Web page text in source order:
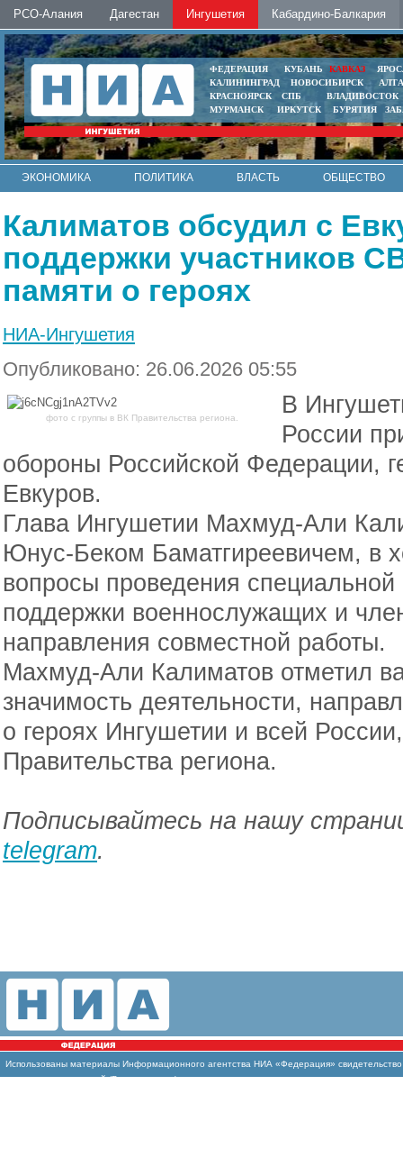
РСО-Алания Дагестан Ингушетия Кабардино-Балкария
ФЕДЕРАЦИЯ КУБАНЬ КАВКАЗ
КАЛИНИНГРАД
НОВОСИБИРСК
КРАСНОЯРСК
СПБ
ВЛАДИВОСТОК
МУРМАНСК
ИРКУТСК БУРЯТИЯ
ЭКОНОМИКА ПОЛИТИКА ВЛАСТЬ
ОБЩЕСТВО
Калиматов обсудил с
поддержки участников
памяти о героях
НИА-Ингушетия
Опубликовано: 26.06.2026 05:55
фото с группы в ВК Правительства региона.
В
России
обороны Российской Федерации,
Евкуров.
Глава Ингушетии Махмуд-Али
Юнус-Беком Баматгиреевичем, в
вопросы проведения
поддержки военнослужащих и
направления совместной работы.
Махмуд-Али Калиматов отметил
значимость деятельности,
о героях Ингушетии и всей
Правительства региона.
Подписывайтесь на нашу
telegram.
Использованы материалы Информационного агентства НИА «Федерация»
массовых коммуникаций (Роскомнадзор)